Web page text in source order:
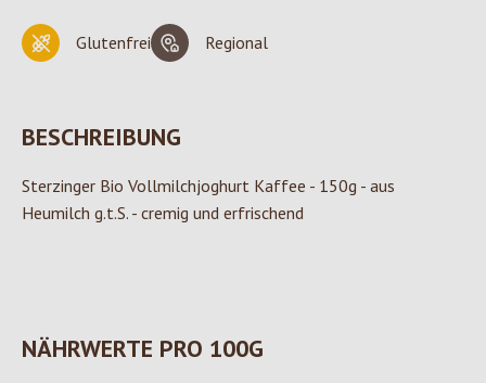
Glutenfrei Regional
BESCHREIBUNG
Sterzinger Bio Vollmilchjoghurt Kaffee - 150g - aus
Heumilch g.t.S. - cremig und erfrischend
NÄHRWERTE PRO 100G